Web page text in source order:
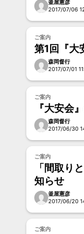
釜屋憲彦
2017/07/06
ご案内
第1回『大
森岡督行
2017/07/01
ご案内
『大安会
森岡督行
2017/06/30
ご案内
「間取り
知らせ
釜屋憲彦
2017/06/20
ご案内